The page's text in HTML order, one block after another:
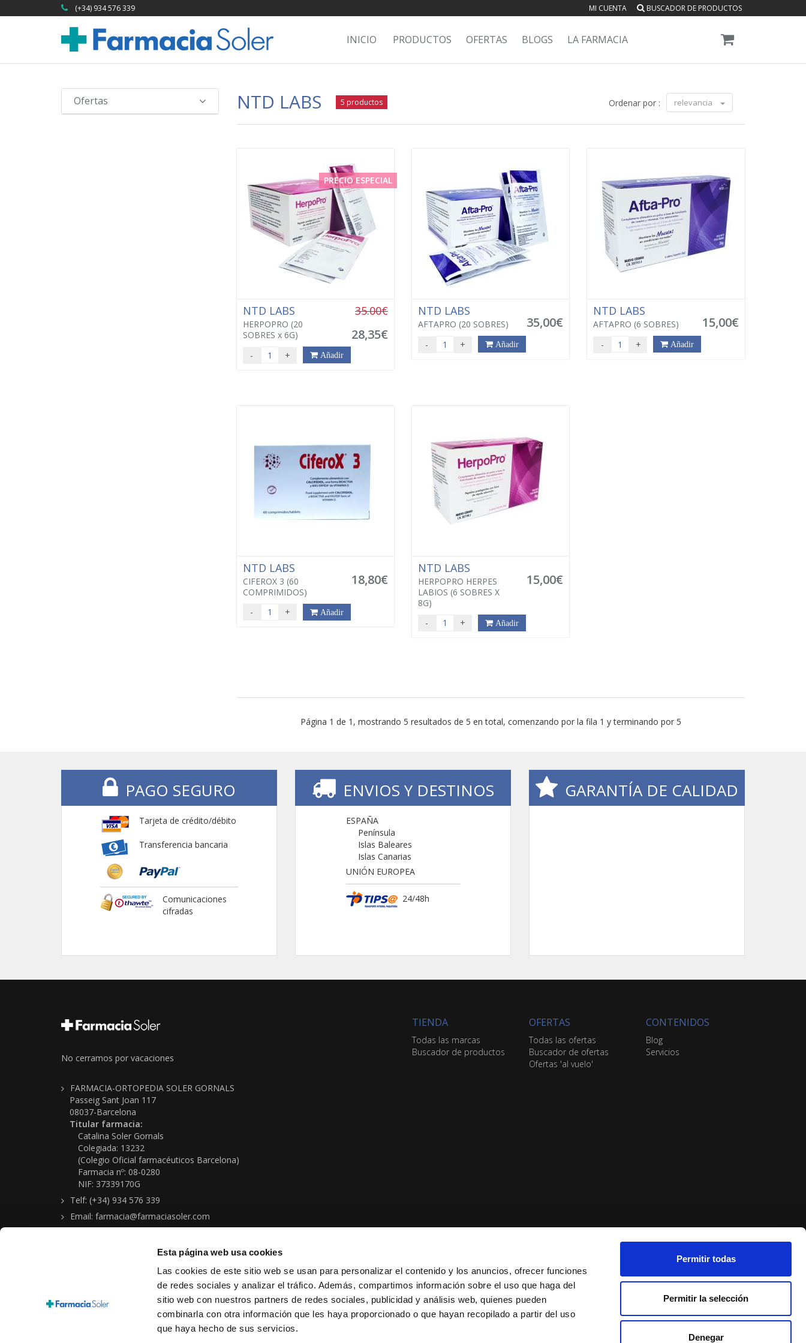
Esta página web usa cookies
Las cookies de este sitio web se usan para personalizar el contenido y los anuncios, ofrecer funciones
de redes sociales y analizar el tráfico. Además, compartimos información sobre el uso que haga del
sitio web con nuestros partners de redes sociales, publicidad y análisis web, quienes pueden
combinarla con otra información que les haya proporcionado o que hayan recopilado a partir del uso
que haya hecho de sus servicios.
Permitir todas
Permitir la selección
Denegar
(+34) 934 576 339 MI CUENTA BUSCADOR DE PRODUCTOS
INICIO PRODUCTOS OFERTAS BLOGS LA FARMACIA
Ofertas NTD LABS 5 productos Ordenar por : relevancia
PRECIO ESPECIAL
NTD LABS
HERPOPRO (20
SOBRES x 6G)
35.00€
28,35€
- + Añadir
NTD LABS
AFTAPRO (20 SOBRES) 35,00€
- + Añadir
NTD LABS
AFTAPRO (6 SOBRES) 15,00€
- + Añadir
NTD LABS
CIFEROX 3 (60
COMPRIMIDOS)
18,80€
- + Añadir
NTD LABS
HERPOPRO HERPES
LABIOS (6 SOBRES X
8G)
15,00€
- + Añadir
Página 1 de 1, mostrando 5 resultados de 5 en total, comenzando por la fila 1 y terminando por 5
PAGO SEGURO
Tarjeta de crédito/débito
Transferencia bancaria
Comunicaciones
cifradas
ENVIOS Y DESTINOS
ESPAÑA
Península
Islas Baleares
Islas Canarias
UNIÓN EUROPEA
24/48h
GARANTÍA DE CALIDAD
No cerramos por vacaciones
FARMACIA-ORTOPEDIA SOLER GORNALS
Passeig Sant Joan 117
08037-Barcelona
Titular farmacia:
Catalina Soler Gornals
Colegiada: 13232
(Colegio Oficial farmacéuticos Barcelona)
Farmacia nº: 08-0280
NIF: 37339170G
Telf: (+34) 934 576 339
Email: farmacia@farmaciasoler.com
TIENDA
Todas las marcas
Buscador de productos
OFERTAS
Todas las ofertas
Buscador de ofertas
Ofertas 'al vuelo'
CONTENIDOS
Blog
Servicios
Copyright © 2026 Farmacia-Ortopedia Soler Gornals
Política protección de datos personales |Condiciones de venta|Política de